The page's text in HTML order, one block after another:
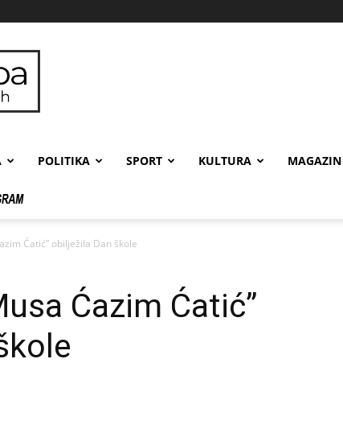
POLITIKA SPORT KULTURA MAGAZIN
Ćatić” obilježila Dan škole
Ćazim Ćatić”